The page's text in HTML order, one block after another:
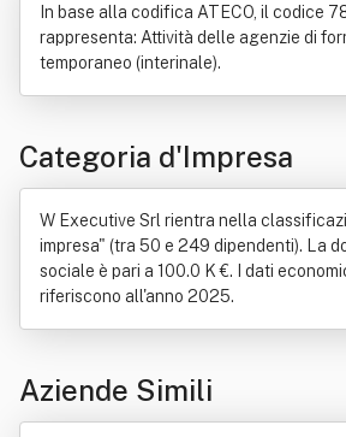
In base alla codifica ATECO, il codice
rappresenta: Attività delle agenzie di
temporaneo (interinale).
Categoria d'Impresa
W Executive Srl rientra nella
impresa" (tra 50 e 249 dipendenti). La
sociale è pari a 100.0 K €. I dati
riferiscono all'anno 2025.
Aziende Simili